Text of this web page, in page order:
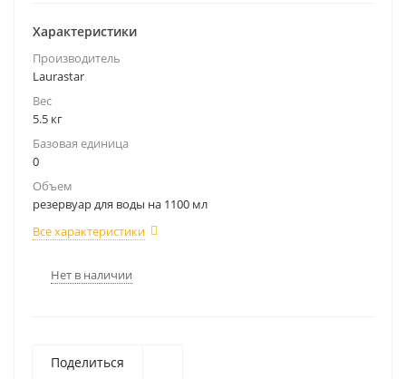
Характеристики
Производитель
Laurastar
Вес
5.5 кг
Базовая единица
0
Объем
резервуар для воды на 1100 мл
Все характеристики
Нет в наличии
Поделиться